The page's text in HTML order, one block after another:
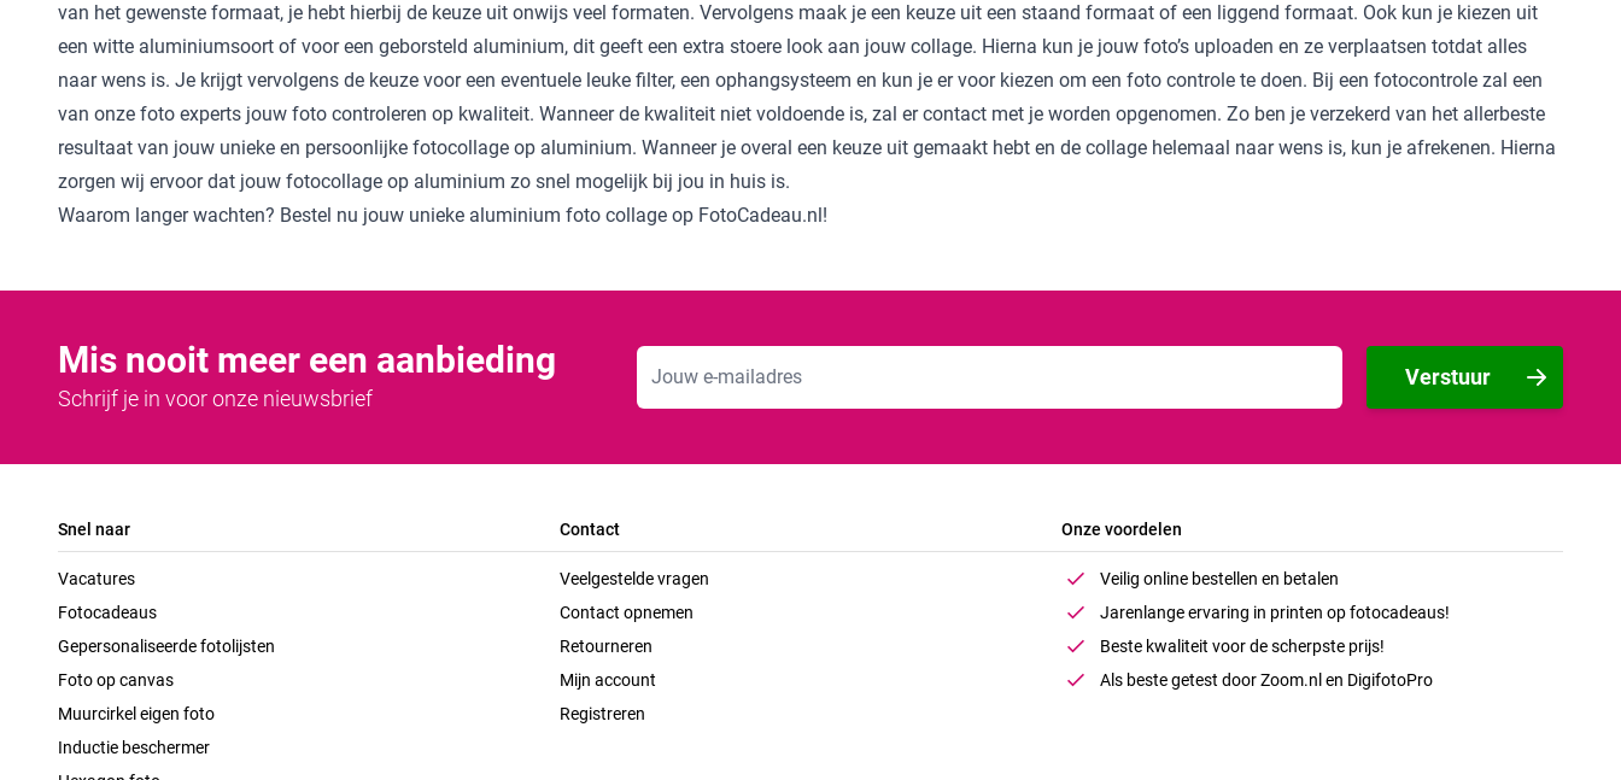
van het gewenste formaat, je hebt hierbij de keuze uit onwijs veel formaten. Vervolgens maak je een keuze uit een staand formaat of een liggend formaat. Ook kun je kiezen uit
een witte aluminiumsoort of voor een geborsteld aluminium, dit geeft een extra stoere look aan jouw collage. Hierna kun je jouw foto’s uploaden en ze verplaatsen totdat alles
naar wens is. Je krijgt vervolgens de keuze voor een eventuele leuke filter, een ophangsysteem en kun je er voor kiezen om een foto controle te doen. Bij een fotocontrole zal een
van onze foto experts jouw foto controleren op kwaliteit. Wanneer de kwaliteit niet voldoende is, zal er contact met je worden opgenomen. Zo ben je verzekerd van het allerbeste
resultaat van jouw unieke en persoonlijke fotocollage op aluminium. Wanneer je overal een keuze uit gemaakt hebt en de collage helemaal naar wens is, kun je afrekenen. Hierna
zorgen wij ervoor dat jouw fotocollage op aluminium zo snel mogelijk bij jou in huis is.
Waarom langer wachten? Bestel nu jouw unieke aluminium foto collage op FotoCadeau.nl!
Mis nooit meer een aanbieding
Schrijf je in voor onze nieuwsbrief
E-mailadres
Verstuur
Snel naar
Vacatures
Fotocadeaus
Gepersonaliseerde fotolijsten
Foto op canvas
Muurcirkel eigen foto
Inductie beschermer
Contact
Veelgestelde vragen
Contact opnemen
Retourneren
Mijn account
Registreren
Onze voordelen
Veilig online bestellen en betalen
Jarenlange ervaring in printen op fotocadeaus!
Beste kwaliteit voor de scherpste prijs!
Als beste getest door Zoom.nl en DigifotoPro